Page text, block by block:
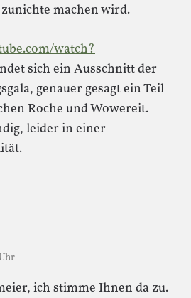
machen wird.
watch?
sich ein Ausschnitt der
genauer gesagt ein Teil
Roche und Wowereit.
leider in einer
ich stimme Ihnen da zu.